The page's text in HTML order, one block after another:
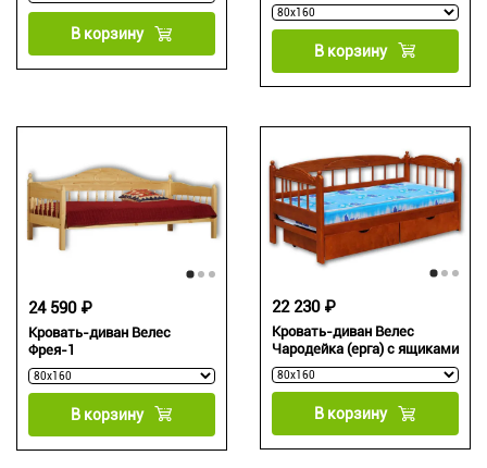
В корзину
В корзину
Кровать-диван Велес
Фрея-1
24 590 ₽
В корзину
Кровать-диван Велес
Чародейка (ерга) с ящиками
22 230 ₽
В корзину